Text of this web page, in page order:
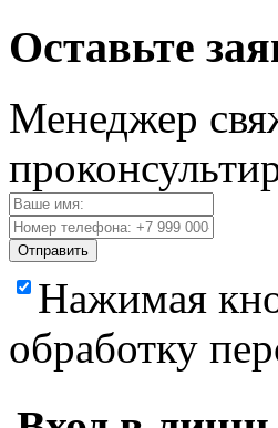
Оставьте
Менеджер
Отправить
Нажимая
обработку